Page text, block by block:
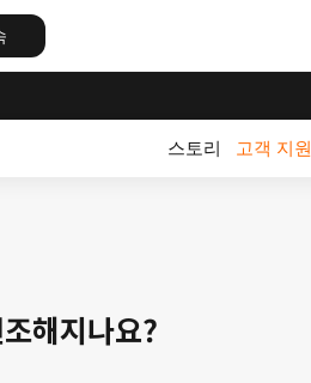
스토리 고객 지원
해지나요?